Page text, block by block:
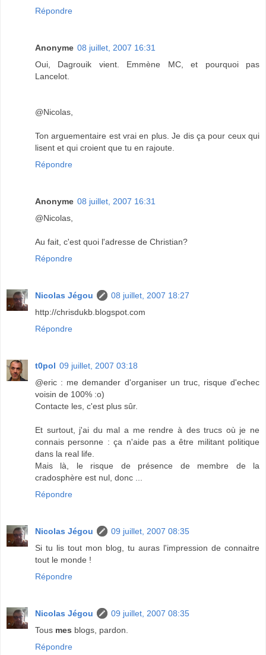
Répondre
Anonyme 08 juillet, 2007 16:31
Oui, Dagrouik vient. Emmène MC, et pourquoi pas
Lancelot.
@Nicolas,
Ton arguementaire est vrai en plus. Je dis ça pour ceux qui
lisent et qui croient que tu en rajoute.
Répondre
Anonyme 08 juillet, 2007 16:31
@Nicolas,
Au fait, c'est quoi l'adresse de Christian?
Répondre
Nicolas Jégou
08 juillet, 2007 18:27
http://chrisdukb.blogspot.com
Répondre
t0pol 09 juillet, 2007 03:18
@eric : me demander d'organiser un truc, risque d'echec
voisin de 100% :o)
Contacte les, c'est plus sûr.
Et surtout, j'ai du mal a me rendre à des trucs où je ne
connais personne : ça n'aide pas a être militant politique
dans la real life.
Mais là, le risque de présence de membre de la
cradosphère est nul, donc ...
Répondre
Nicolas Jégou
09 juillet, 2007 08:35
Si tu lis tout mon blog, tu auras l'impression de connaitre
tout le monde !
Répondre
Nicolas Jégou
09 juillet, 2007 08:35
Tous mes blogs, pardon.
Répondre